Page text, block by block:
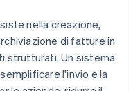
nella creazione,
di fatture in
strutturati. Un sistema
l'invio e la